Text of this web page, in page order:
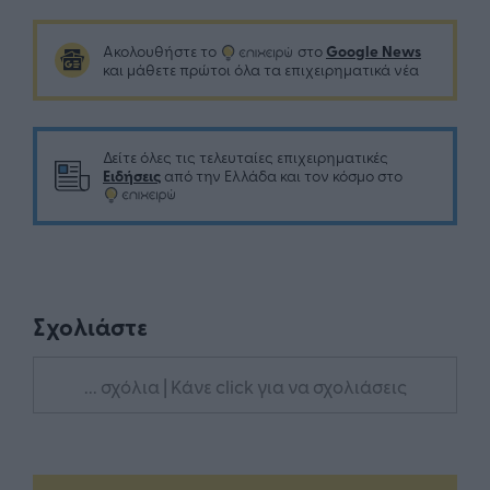
Ακολουθήστε το στο Google News
και μάθετε πρώτοι όλα τα επιχειρηματικά νέα
Δείτε όλες τις τελευταίες επιχειρηματικές
Ειδήσεις από την Ελλάδα και τον κόσμο στο
Σχολιάστε
... σχόλια | Κάνε click για να σχολιάσεις